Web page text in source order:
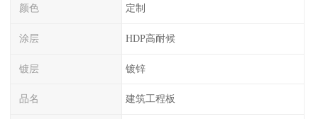
颜色 定制
涂层 HDP高耐候
镀层 镀锌
品名 建筑工程板